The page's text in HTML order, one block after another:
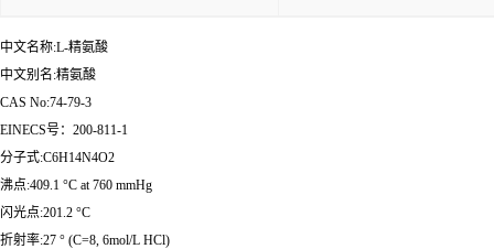
中文名称:L-精氨酸
中文别名:精氨酸
CAS No:74-79-3
EINECS号：200-811-1
分子式:C6H14N4O2
沸点:409.1 °C at 760 mmHg
闪光点:201.2 °C
折射率:27 ° (C=8, 6mol/L HCl)